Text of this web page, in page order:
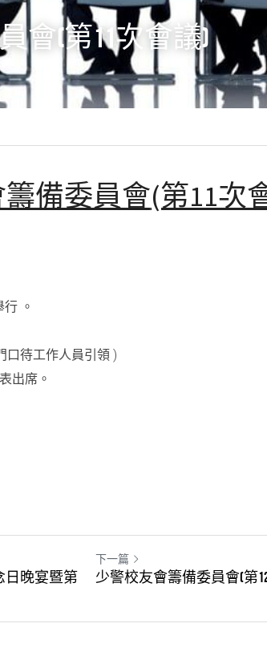
會(第11次會議)
備委員會(第11次
。
口待工作人員引領 )
出席。
日晚宴暨第
下一篇
少警校友會籌備委員會(第